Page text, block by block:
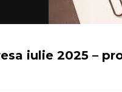
iulie 2025 –